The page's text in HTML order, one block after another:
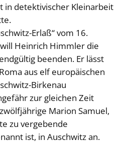
in detektivischer Kleinarbeit
Erlaß“ vom 16.
Heinrich Himmler die
beenden. Er lässt
aus elf europäischen
Birkenau
zur gleichen Zeit
Marion Samuel,
zu vergebende
ist, in Auschwitz an.